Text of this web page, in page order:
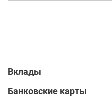
Вклады
Банковские карты